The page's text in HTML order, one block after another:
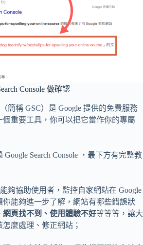
Console 做確認
（簡稱 GSC）是 Google 提供的免費服務
重要工具，你可以把它當作你的專屬
Google Search Console ，最下方有完整教
能夠協助使用者，監控自家網站在 Google
能夠進一步了解，網站有哪些錯誤狀
網頁找不到、使用體驗不好等等等，讓大
麼處理、修正網站；